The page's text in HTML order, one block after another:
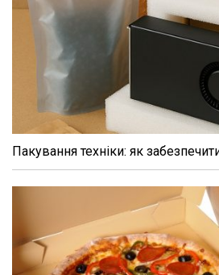
Пакування техніки: як